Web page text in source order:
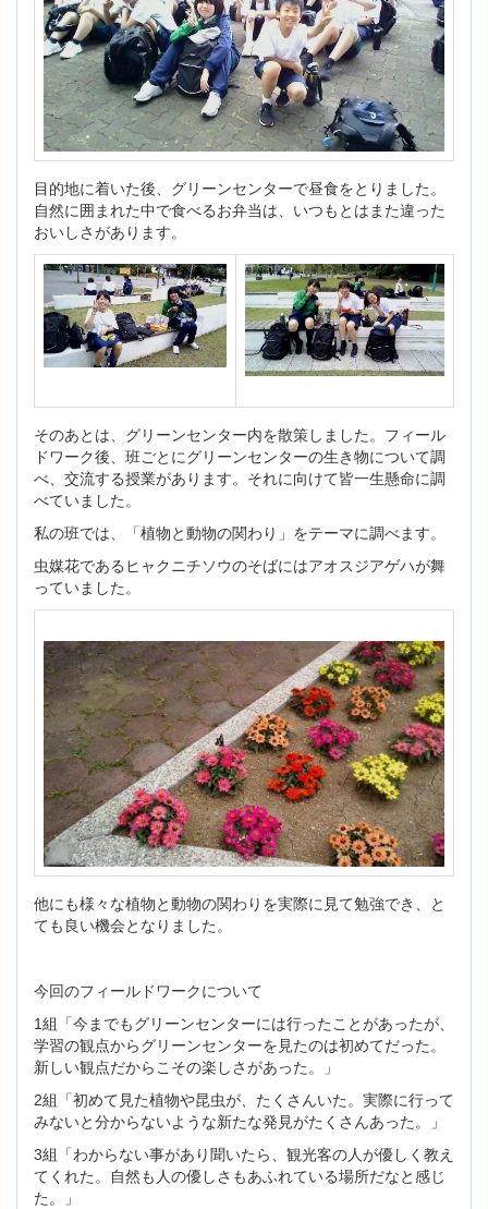
目的地に着いた後、グリーンセンターで昼食をとりました。
自然に囲まれた中で食べるお弁当は、いつもとはまた違った
おいしさがあります。
そのあとは、グリーンセンター内を散策しました。フィール
ドワーク後、班ごとにグリーンセンターの生き物について調
べ、交流する授業があります。それに向けて皆一生懸命に調
べていました。
私の班では、「植物と動物の関わり」をテーマに調べます。
虫媒花であるヒャクニチソウのそばにはアオスジアゲハが舞
っていました。
他にも様々な植物と動物の関わりを実際に見て勉強でき、と
ても良い機会となりました。
今回のフィールドワークについて
1組「今までもグリーンセンターには行ったことがあったが、
学習の観点からグリーンセンターを見たのは初めてだった。
新しい観点だからこその楽しさがあった。」
2組「初めて見た植物や昆虫が、たくさんいた。実際に行って
みないと分からないような新たな発見がたくさんあった。」
3組「わからない事があり聞いたら、観光客の人が優しく教え
てくれた。自然も人の優しさもあふれている場所だなと感じ
た。」